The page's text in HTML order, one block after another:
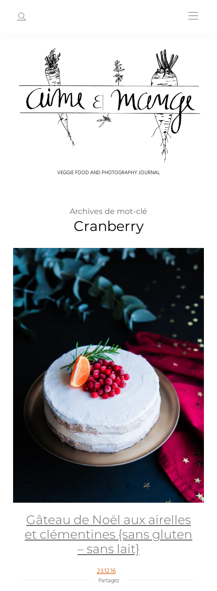
VEGGIE FOOD AND PHOTOGRAPHY JOURNAL
Archives de mot-clé
Cranberry
Gâteau de Noël aux airelles
et clémentines {sans gluten
– sans lait}
23.12.16
Partagez